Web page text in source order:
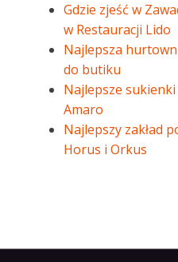
Gdzie zjeść w
w Restauracji Lido
Najlepsza
do butiku
Najlepsze
Amaro
Najlepszy zakład
Horus i Orkus